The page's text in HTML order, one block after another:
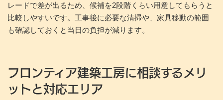
レードで差が出るため、候補を2段階くらい用意してもらうと
比較しやすいです。工事後に必要な清掃や、家具移動の範囲
も確認しておくと当日の負担が減ります。
フロンティア建築工房に相談するメリ
ットと対応エリア